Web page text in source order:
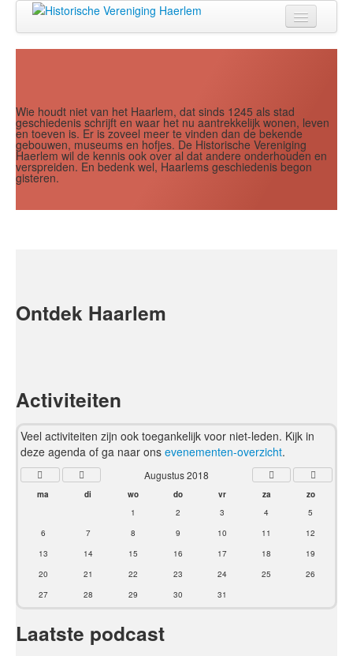
Zien
Lezen
Over ons
Wie houdt niet van het Haarlem, dat sinds 1245 als stad
geschiedenis schrijft en waar het nu aantrekkelijk wonen, leven
en toeven is. Er is zoveel meer te vinden dan de bekende
gebouwen, museums en hofjes. De Historische Vereniging
Haerlem wil de kennis ook over al dat andere onderhouden en
verspreiden. En bedenk wel, Haarlems geschiedenis begon
gisteren.
Ontdek Haarlem
Activiteiten
Veel activiteiten zijn ook toegankelijk voor niet-leden. Kijk in
deze agenda of ga naar ons evenementen-overzicht.
Jaar Maand Jaar
Maand
Augustus 2018
ma di wo do vr za
zo
1
2 3 4
5
6
7 8 9 10 11
12
13
14 15 16 17 18
19
20
21 22 23 24 25
26
27
28 29 30 31
Laatste podcast